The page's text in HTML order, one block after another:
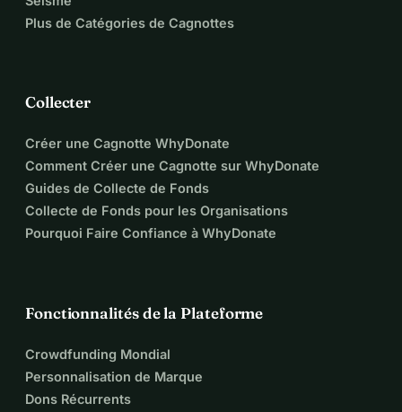
Plus de Catégories de Cagnottes
Collecter
Créer une Cagnotte WhyDonate
Comment Créer une Cagnotte sur WhyDonate
Guides de Collecte de Fonds
Collecte de Fonds pour les Organisations
Pourquoi Faire Confiance à WhyDonate
Fonctionnalités de la Plateforme
Crowdfunding Mondial
Personnalisation de Marque
Dons Récurrents